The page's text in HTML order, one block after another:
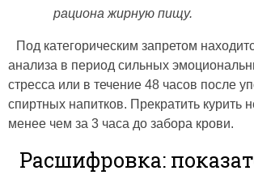
рациона жирную пищу.
Под категорическим запретом
анализа в период сильных
стресса или в течение 48 часов после
спиртных напитков. Прекратить курить
менее чем за 3 часа до забора крови.
Расшифровка: